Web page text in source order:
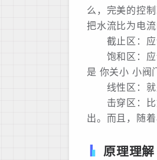
么，完美的控
把水流比为电
截止区：应
饱和区：应
是 你关小 小阀
线性区：就
击穿区：比
出。而且，随
原理理解